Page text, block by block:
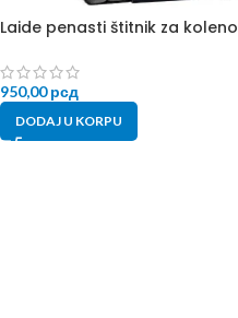
Laide penasti štitnik za koleno
950,00рсд
DODAJ U KORPU